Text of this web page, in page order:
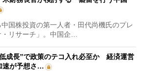
国株投資の第一人者・田代尚機氏のプレ
・リサーチ」。中国企…
成長”で政策のテコ入れ必至か 経済運営
速が予想さ…